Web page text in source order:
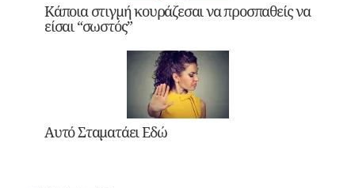
Κάποια στιγμή κουράζεσαι να προσπαθείς να
είσαι “σωστός”
Αυτό Σταματάει Εδώ